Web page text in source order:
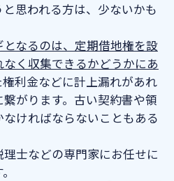
思われる方は、少ないかも
なるのは、定期借地権を設
く収集できるかどうかにあ
利金などに計上漏れがあれ
がります。古い契約書や領
ければならないこともある
士などの専門家にお任せに